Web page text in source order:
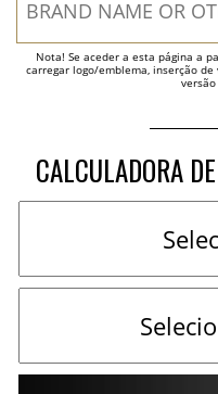
Nota! Se aceder a esta página a
carregar logo/emblema, inserção
CALCULADORA